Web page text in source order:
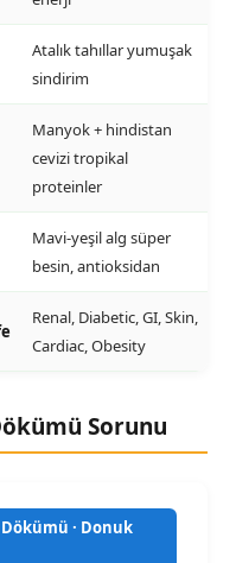
Atalık tahıllar yumuşak
sindirim
Manyok + hindistan
cevizi tropikal
proteinler
Mavi-yeşil alg süper
besin, antioksidan
Renal, Diabetic, GI, Skin,
Cardiac, Obesity
Sorunu
Dökümü · Donuk